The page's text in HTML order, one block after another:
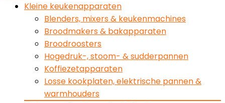
Kleine keukenapparaten
Blenders, mixers & keukenmachines
Broodmakers & bakapparaten
Broodroosters
Hogedruk-, stoom- & sudderpannen
Koffiezetapparaten
Losse kookplaten, elektrische pannen &
warmhouders